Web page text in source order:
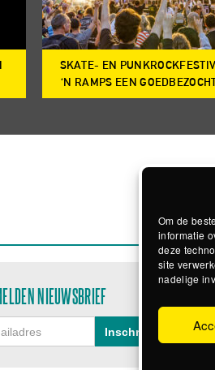
Om de
informatie
deze
site
nadelige
SKATE- EN
‘N RAMPS EEN
NIEUWSBRIEF